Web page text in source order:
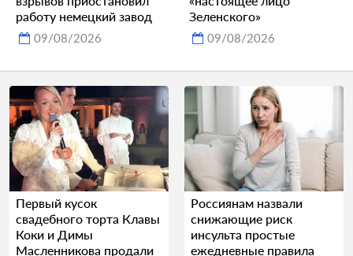
работу немецкий завод
09/08/2026
Зеленского»
09/08/2026
Первый кусок
свадебного торта Клавы
Коки и Димы
Масленникова продали
Россиянам назвали
снижающие риск
инсульта простые
ежедневные правила